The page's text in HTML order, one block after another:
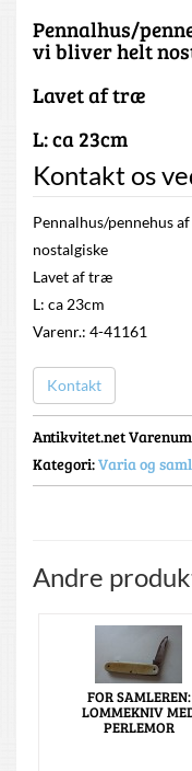
Pennalhus/
vi bliver helt
Lavet af træ
L: ca 23cm
Kontakt os
Pennalhus/pennehus
nostalgiske
Lavet af træ
L: ca 23cm
Varenr.: 4-41161
Kontakt
Antikvitet.net
Kategori:Varia og
Andre
FOR SAMLEREN:
LOMMEKNIV
PERLEMOR